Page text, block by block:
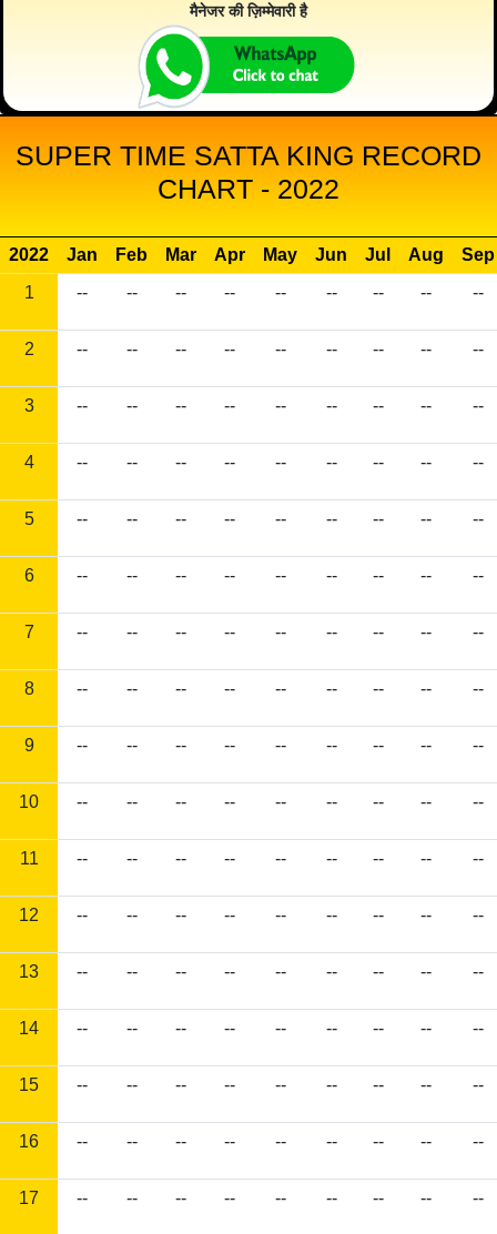
मैनेजर की ज़िम्मेवारी है
SUPER TIME SATTA KING RECORD
CHART - 2022
2022 Jan Feb Mar Apr May Jun Jul Aug
Sep
1
-- -- -- -- -- -- -- -- --
2 -- -- -- -- -- -- -- -- --
3 -- -- -- -- -- -- -- -- --
4 -- -- -- -- -- -- -- -- --
5 -- -- -- -- -- -- -- -- --
6 -- -- -- -- -- -- -- -- --
7 -- -- -- -- -- -- -- -- --
8 -- -- -- -- -- -- -- -- --
9 -- -- -- -- -- -- -- -- --
10 -- -- -- -- -- -- -- -- --
11 -- -- -- -- -- -- -- -- --
12 -- -- -- -- -- -- -- -- --
13 -- -- -- -- -- -- -- -- --
14 -- -- -- -- -- -- -- -- --
15 -- -- -- -- -- -- -- -- --
16 -- -- -- -- -- -- -- -- --
17 -- -- -- -- -- -- -- -- --